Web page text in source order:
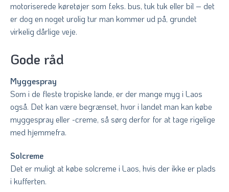
motoriserede køretøjer som f.eks. bus, tuk tuk eller bil – det
er dog en noget urolig tur man kommer ud på, grundet
virkelig dårlige veje.
Gode råd
Myggespray
Som i de fleste tropiske lande, er der mange myg i Laos
også. Det kan være begrænset, hvor i landet man kan købe
myggespray eller -creme, så sørg derfor for at tage rigelige
med hjemmefra.
Solcreme
Det er muligt at købe solcreme i Laos, hvis der ikke er plads
i kufferten.